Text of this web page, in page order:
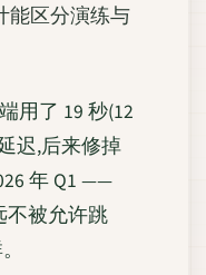
能区分演练与
用了 19 秒(12
迟,后来修掉
年 Q1 ——
不被允许跳